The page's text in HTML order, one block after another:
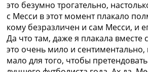
это безумно трогательно,
с Месси в этот момент плакало
кому безразличен и сам Месси, и
Да что там, даже я плакала вместе
это очень мило и сентиментально,
мало для того, чтобы